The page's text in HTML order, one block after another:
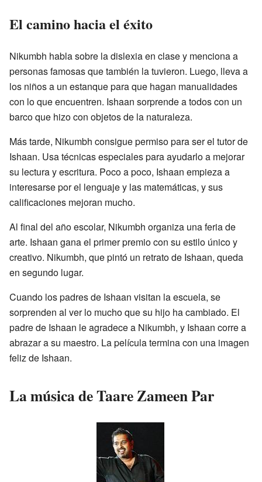
El camino hacia el éxito
Nikumbh habla sobre la dislexia en clase y menciona a
personas famosas que también la tuvieron. Luego, lleva a
los niños a un estanque para que hagan manualidades
con lo que encuentren. Ishaan sorprende a todos con un
barco que hizo con objetos de la naturaleza.
Más tarde, Nikumbh consigue permiso para ser el tutor de
Ishaan. Usa técnicas especiales para ayudarlo a mejorar
su lectura y escritura. Poco a poco, Ishaan empieza a
interesarse por el lenguaje y las matemáticas, y sus
calificaciones mejoran mucho.
Al final del año escolar, Nikumbh organiza una feria de
arte. Ishaan gana el primer premio con su estilo único y
creativo. Nikumbh, que pintó un retrato de Ishaan, queda
en segundo lugar.
Cuando los padres de Ishaan visitan la escuela, se
sorprenden al ver lo mucho que su hijo ha cambiado. El
padre de Ishaan le agradece a Nikumbh, y Ishaan corre a
abrazar a su maestro. La película termina con una imagen
feliz de Ishaan.
La música de Taare Zameen Par